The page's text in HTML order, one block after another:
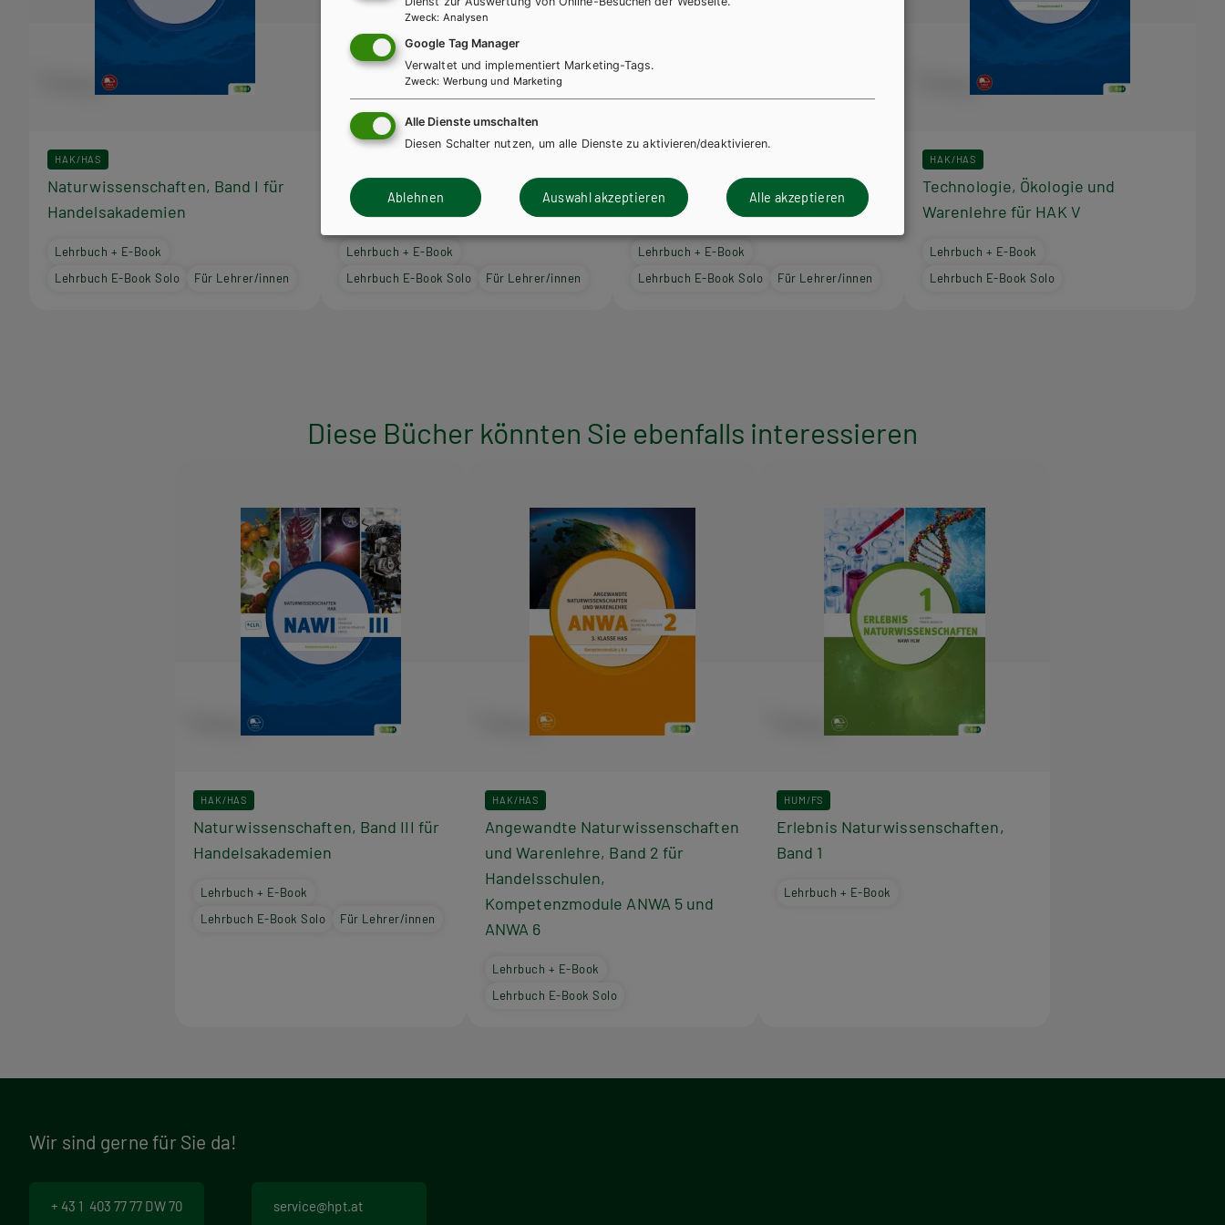
HAK/HAS
Naturwissenschaften, Band I für
Handelsakademien
Lehrbuch + E-Book
Lehrbuch E-Book Solo
Für Lehrer/innen
Naturwissenschaften, Band III für
Handelsakademien
Lehrbuch + E-Book
Lehrbuch E-Book Solo
Für Lehrer/innen
Naturwissenschaften, Band IV für
Handelsakademien
Lehrbuch + E-Book
Lehrbuch E-Book Solo
Für Lehrer/innen
HAK/HAS
Technologie, Ökologie und
Warenlehre für HAK V
Lehrbuch + E-Book
Lehrbuch E-Book Solo
Diese Bücher könnten Sie ebenfalls interessieren
HAK/HAS
Naturwissenschaften, Band III für
Handelsakademien
Lehrbuch + E-Book
Lehrbuch E-Book Solo
Für Lehrer/innen
HAK/HAS
Angewandte Naturwissenschaften
und Warenlehre, Band 2 für
Handelsschulen,
Kompetenzmodule ANWA 5 und
ANWA 6
Lehrbuch + E-Book
Lehrbuch E-Book Solo
HUM/FS
Erlebnis Naturwissenschaften,
Band 1
Lehrbuch + E-Book
Wir sind gerne für Sie da!
+ 43 1 403 77 77 DW 70 service@hpt.at
Zweck: Analysen
Google Tag Manager
Verwaltet und implementiert Marketing-Tags.
Zweck: Werbung und Marketing
Alle Dienste umschalten
Diesen Schalter nutzen, um alle Dienste zu aktivieren/deaktivieren.
Ablehnen Auswahl akzeptieren Alle akzeptieren